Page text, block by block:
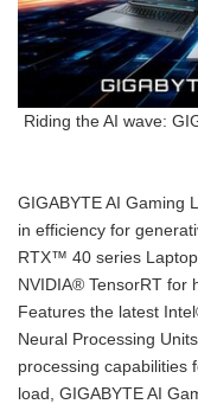
Riding the AI wave:
GIGABYTE AI Gaming
in efficiency for
RTX™ 40 series
NVIDIA® TensorRT for
Features the latest
Neural Processing
processing capabilities
load, GIGABYTE AI